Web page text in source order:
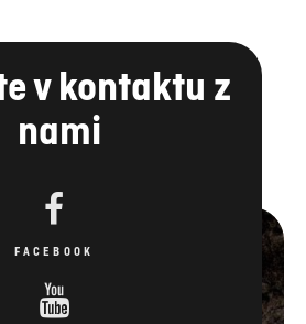
v kontaktu z
nami
FACEBOOK